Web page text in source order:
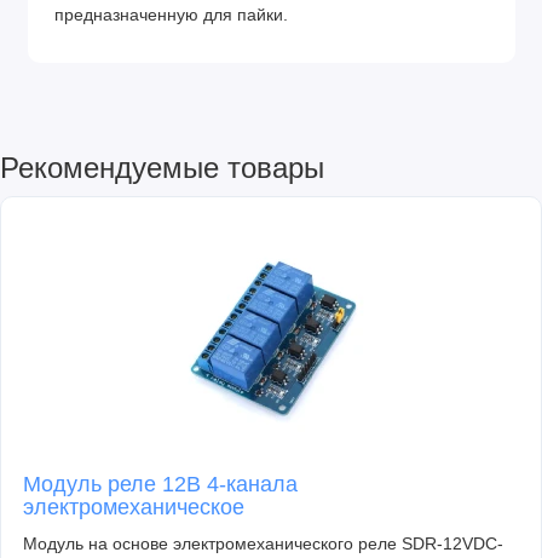
предназначенную для пайки.
Рекомендуемые товары
Модуль реле 12В 4-канала
электромеханическое
Модуль на основе электромеханического реле SDR-12VDC-